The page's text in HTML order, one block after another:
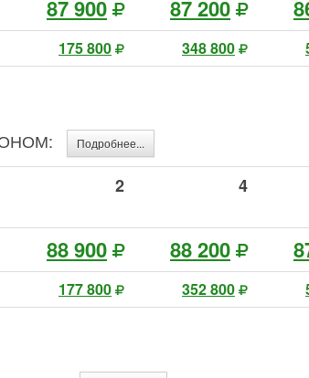
87 900 87 200
175 800 348 800
Подробнее...
2 4
88 900 88 200
177 800 352 800